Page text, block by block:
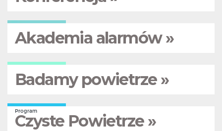
Akademia alarmów »
Badamy powietrze »
Program
Czyste Powietrze »